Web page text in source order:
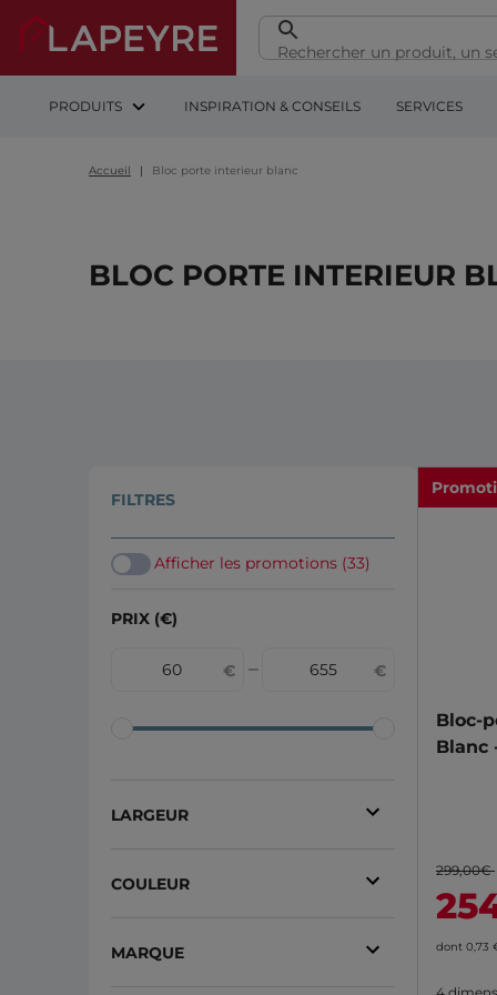
PRODUITS INSPIRATION & CONSEILS SERVICES
Accueil Bloc porte interieur blanc
BLOC PORTE INTERIEUR
FILTRES
Afficher les promotions (33)
PRIX (€)
LARGEUR
63 cm
COULEUR
Blanc galet
MARQUE
Bloc-
Blanc
299,00€
dont 0,73
4